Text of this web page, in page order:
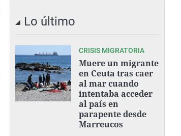
Lo último
CRISIS MIGRATORIA
Muere un migrante
en Ceuta tras caer
al mar cuando
intentaba acceder
al país en
parapente desde
Marreucos